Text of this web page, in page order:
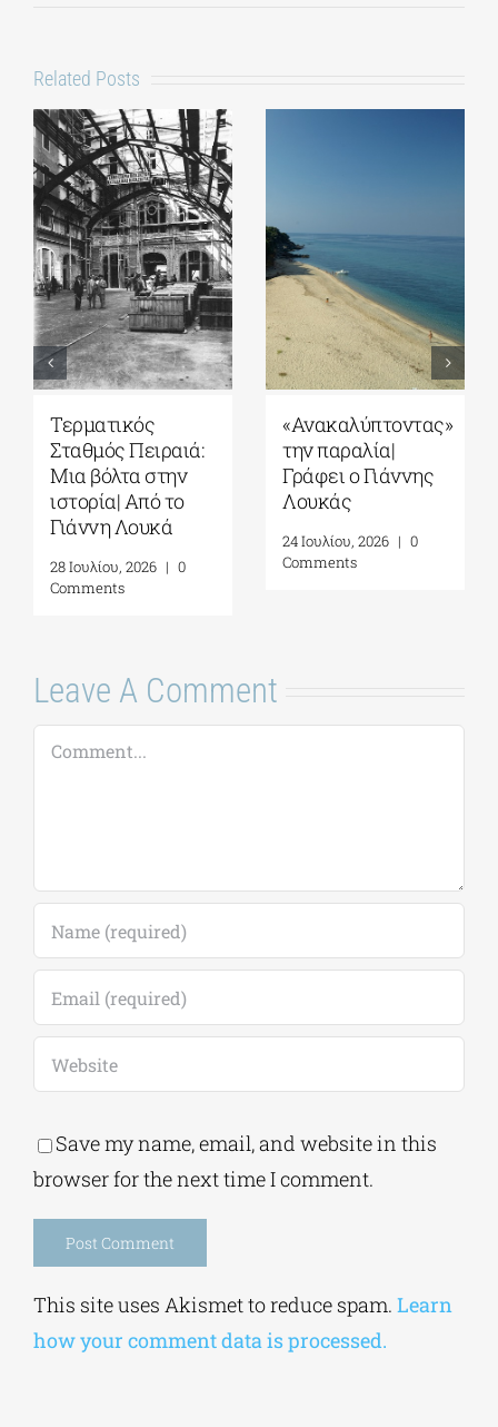
Related Posts
«Ανακαλύπτοντας»
την παραλία|
Γράφει ο Γιάννης
Λουκάς
24 Ιουλίου, 2026
Comments
Σπέτσες: Εκεί
όπου η Ιστορία
παραμένει
ζωντανή| Γράφει ο
31 Ιουλίου, 2026
Leave A Comment
Comment
Save my name, email, and website in this
browser for the next time I comment.
This site uses Akismet to reduce spam. Learn
how your comment data is processed.